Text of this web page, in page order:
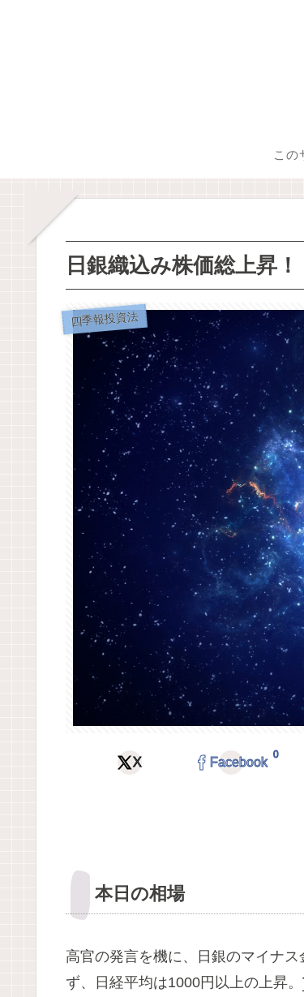
この
日銀織込み株価総上昇！
四季報投資法
X Facebook
0
本日の相場
高官の発言を機に、日銀のマイナ
ず、日経平均は1000円以上の上昇。